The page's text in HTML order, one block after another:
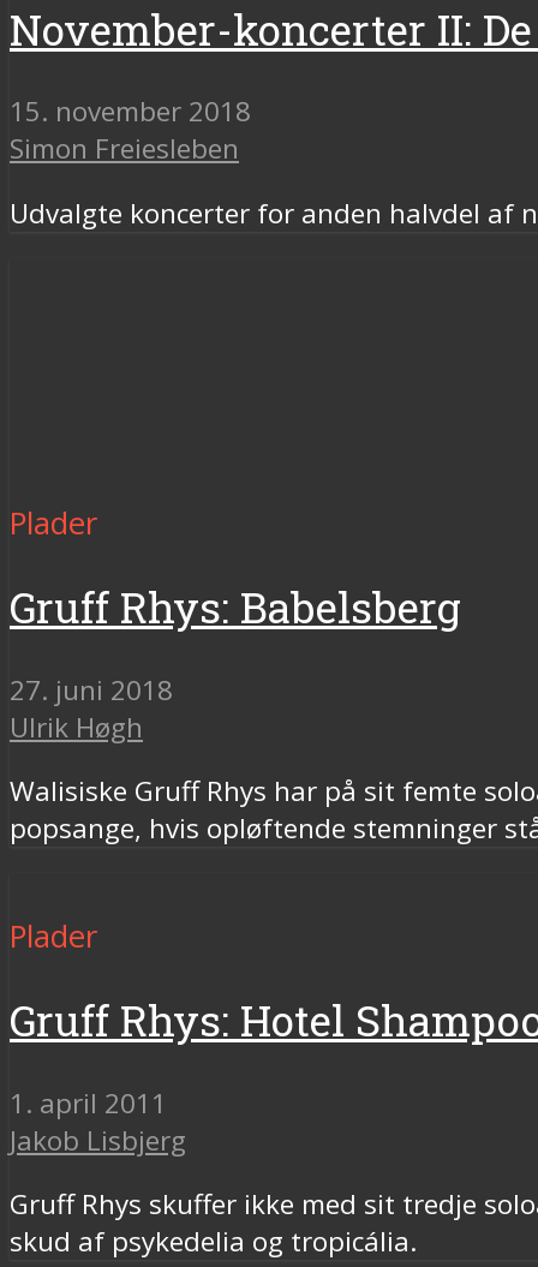
November-koncerter II:
15. november 2018
Simon Freiesleben
Udvalgte koncerter for anden halvdel af
Plader
Gruff Rhys: Babelsberg
27. juni 2018
Ulrik Høgh
Walisiske Gruff Rhys har på sit femte
popsange, hvis opløftende stemninger
Plader
Gruff Rhys: Hotel
1. april 2011
Jakob Lisbjerg
Gruff Rhys skuffer ikke med sit tredje
skud af psykedelia og tropicália.